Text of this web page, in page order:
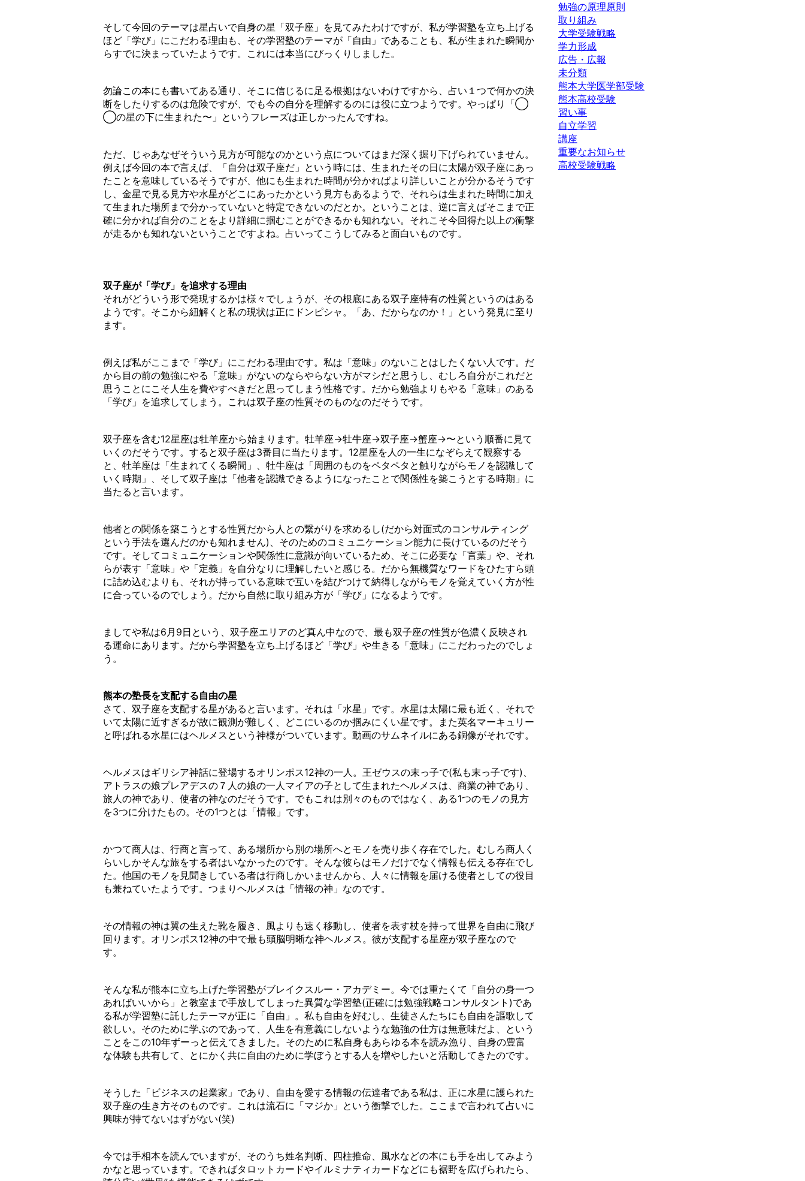
そして今回のテーマは星占いで自身の星「双子座」を見てみたわけですが、私が学習塾を立ち上げる
ほど「学び」にこだわる理由も、その学習塾のテーマが「自由」であることも、私が生まれた瞬間か
らすでに決まっていたようです。これには本当にびっくりしました。
勿論この本にも書いてある通り、そこに信じるに足る根拠はないわけですから、占い１つで何かの決
断をしたりするのは危険ですが、でも今の自分を理解するのには役に立つようです。やっぱり「◯
◯の星の下に生まれた〜」というフレーズは正しかったんですね。
ただ、じゃあなぜそういう見方が可能なのかという点についてはまだ深く掘り下げられていません。
例えば今回の本で言えば、「自分は双子座だ」という時には、生まれたその日に太陽が双子座にあっ
たことを意味しているそうですが、他にも生まれた時間が分かればより詳しいことが分かるそうです
し、金星で見る見方や水星がどこにあったかという見方もあるようで、それらは生まれた時間に加え
て生まれた場所まで分かっていないと特定できないのだとか。ということは、逆に言えばそこまで正
確に分かれば自分のことをより詳細に掴むことができるかも知れない。それこそ今回得た以上の衝撃
が走るかも知れないということですよね。占いってこうしてみると面白いものです。
双子座が「学び」を追求する理由
それがどういう形で発現するかは様々でしょうが、その根底にある双子座特有の性質というのはある
ようです。そこから紐解くと私の現状は正にドンピシャ。「あ、だからなのか！」という発見に至り
ます。
例えば私がここまで「学び」にこだわる理由です。私は「意味」のないことはしたくない人です。だ
から目の前の勉強にやる「意味」がないのならやらない方がマシだと思うし、むしろ自分がこれだと
思うことにこそ人生を費やすべきだと思ってしまう性格です。だから勉強よりもやる「意味」のある
「学び」を追求してしまう。これは双子座の性質そのものなのだそうです。
双子座を含む12星座は牡羊座から始まります。牡羊座→牡牛座→双子座→蟹座→〜という順番に見て
いくのだそうです。すると双子座は3番目に当たります。12星座を人の一生になぞらえて観察する
と、牡羊座は「生まれてくる瞬間」、牡牛座は「周囲のものをペタペタと触りながらモノを認識して
いく時期」、そして双子座は「他者を認識できるようになったことで関係性を築こうとする時期」に
当たると言います。
他者との関係を築こうとする性質だから人との繋がりを求めるし(だから対面式のコンサルティング
という手法を選んだのかも知れません)、そのためのコミュニケーション能力に長けているのだそう
です。そしてコミュニケーションや関係性に意識が向いているため、そこに必要な「言葉」や、それ
らが表す「意味」や「定義」を自分なりに理解したいと感じる。だから無機質なワードをひたすら頭
に詰め込むよりも、それが持っている意味で互いを結びつけて納得しながらモノを覚えていく方が性
に合っているのでしょう。だから自然に取り組み方が「学び」になるようです。
ましてや私は6月9日という、双子座エリアのど真ん中なので、最も双子座の性質が色濃く反映され
る運命にあります。だから学習塾を立ち上げるほど「学び」や生きる「意味」にこだわったのでしょ
う。
熊本の塾長を支配する自由の星
さて、双子座を支配する星があると言います。それは「水星」です。水星は太陽に最も近く、それで
いて太陽に近すぎるが故に観測が難しく、どこにいるのか掴みにくい星です。また英名マーキュリー
と呼ばれる水星にはヘルメスという神様がついています。動画のサムネイルにある銅像がそれです。
ヘルメスはギリシア神話に登場するオリンポス12神の一人。王ゼウスの末っ子で(私も末っ子です)、
アトラスの娘プレアデスの７人の娘の一人マイアの子として生まれたヘルメスは、商業の神であり、
旅人の神であり、使者の神なのだそうです。でもこれは別々のものではなく、ある1つのモノの見方
を3つに分けたもの。その1つとは「情報」です。
かつて商人は、行商と言って、ある場所から別の場所へとモノを売り歩く存在でした。むしろ商人く
らいしかそんな旅をする者はいなかったのです。そんな彼らはモノだけでなく情報も伝える存在でし
た。他国のモノを見聞きしている者は行商しかいませんから、人々に情報を届ける使者としての役目
も兼ねていたようです。つまりヘルメスは「情報の神」なのです。
その情報の神は翼の生えた靴を履き、風よりも速く移動し、使者を表す杖を持って世界を自由に飛び
回ります。オリンポス12神の中で最も頭脳明晰な神ヘルメス。彼が支配する星座が双子座なので
す。
そんな私が熊本に立ち上げた学習塾がブレイクスルー・アカデミー。今では重たくて「自分の身一つ
あればいいから」と教室まで手放してしまった異質な学習塾(正確には勉強戦略コンサルタント)であ
る私が学習塾に託したテーマが正に「自由」。私も自由を好むし、生徒さんたちにも自由を謳歌して
欲しい。そのために学ぶのであって、人生を有意義にしないような勉強の仕方は無意味だよ、という
ことをこの10年ずーっと伝えてきました。そのために私自身もあらゆる本を読み漁り、自身の豊富
な体験も共有して、とにかく共に自由のために学ぼうとする人を増やしたいと活動してきたのです。
そうした「ビジネスの起業家」であり、自由を愛する情報の伝達者である私は、正に水星に護られた
双子座の生き方そのものです。これは流石に「マジか」という衝撃でした。ここまで言われて占いに
興味が持てないはずがない(笑)
今では手相本を読んでいますが、そのうち姓名判断、四柱推命、風水などの本にも手を出してみよう
かなと思っています。できればタロットカードやイルミナティカードなどにも裾野を広げられたら、
勉強の原理原則
取り組み
大学受験戦略
学力形成
広告・広報
未分類
熊本大学医学部受験
熊本高校受験
習い事
自立学習
講座
重要なお知らせ
高校受験戦略